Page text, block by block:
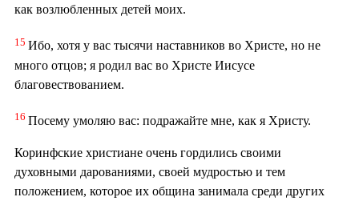
как возлюбленных детей моих.
15 Ибо, хотя у вас тысячи наставников во Христе, но не
много отцов; я родил вас во Христе Иисусе
благовествованием.
16 Посему умоляю вас: подражайте мне, как я Христу.
Коринфские христиане очень гордились своими
духовными дарованиями, своей мудростью и тем
положением, которое их община занимала среди других